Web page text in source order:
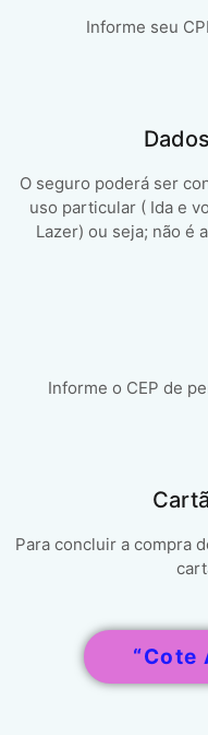
Informe seu
O seguro poderá ser
uso particular ( Ida e
Lazer) ou seja; não é
Informe o CEP de
Para concluir a compra
“Cote